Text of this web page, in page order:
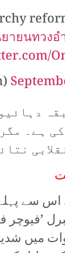
ายนทวง
ہے۔
سے
’فیوچر
میں